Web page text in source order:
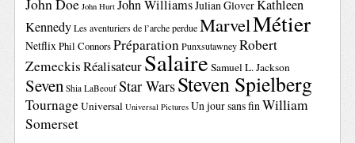
John Doe John Hurt John WilliamsJulian GloverKathleen
Kennedy Les aventuriers de l’arche perdue MarvelMétier
NetflixPhil ConnorsPréparation Punxsutawney Robert
ZemeckisRéalisateurSalaire Samuel L. Jackson
Seven Shia LaBeouf Star WarsSteven Spielberg
TournageUniversal Universal Pictures Un jour sans finWilliam
Somerset